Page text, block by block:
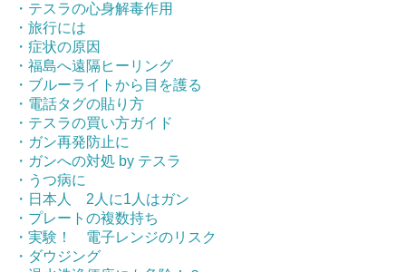
・テスラの心身解毒作用
・旅行には
・症状の原因
・福島へ遠隔ヒーリング
・ブルーライトから目を護る
・電話タグの貼り方
・テスラの買い方ガイド
・ガン再発防止に
・ガンへの対処 by テスラ
・うつ病に
・日本人 2人に1人はガン
・プレートの複数持ち
・実験！ 電子レンジのリスク
・ダウジング